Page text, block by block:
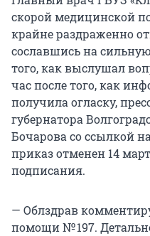
скорой медицинской
крайне раздраженно
сославшись на
того, как выслушал
час после того, как
получила огласку,
губернатора
Бочарова со ссылкой
приказ отменен 14
подписания.
— Облздрав
помощи № 197.